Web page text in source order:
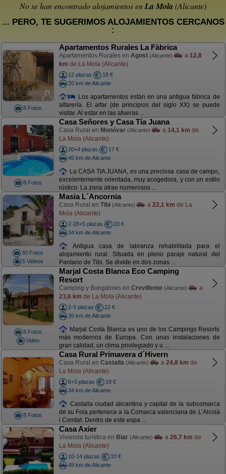
No se han encontrado alojamientos enLa Mola (Alicante)
... PERO, TE SUGERIMOS ALOJAMIENTOS CERCANOS
:
8 Fotos
Apartamentos Rurales La Fàbrica
Apartamentos Rurales en Agost (Alicante) a 12,8
km de La Mola (Alicante)
12 plazas
18 €
20 km de Alicante
Los apartamentos están en una antigua fábrica de
alfarería. El alfar (de principios del siglo XX) se puede
visitar. Al estar en las afueras ...
8 Fotos
Casa Señores y Casa Tía Juana
Casa Rural en Monóvar (Alicante) a 14,1 km de
La Mola (Alicante)
20+4 plazas
17 €
45 km de Alicante
La CASA TIA JUANA, es una preciosa casa de campo,
excelentemente orientada, muy acogedora, y con un estilo
rústico. La zona atrae numerosos ...
30 Fotos
5 Videos
Masia L´Ancornia
Casa Rural en Tibi (Alicante) a 22,1 km de La
Mola (Alicante)
2-28+5 plazas
20 €
34 km de Alicante
Antigua casa de labranza rehabilitada para el
alojamiento rural. Situada en pleno paraje natural del
Pantano de Tibi. Se divide en dos zonas ...
8 Fotos
Video
Marjal Costa Blanca Eco Camping
Resort
Camping y Bungalows en Crevillente (Alicante)
a
23,6 km de La Mola (Alicante)
2-5 plazas
22 €
35 km de Alicante
Marjal Costa Blanca es uno de los Campings Resorts
más modernos de Europa. Con unas instalaciones de
gran calidad, un clima privilegiado y u ...
8 Fotos
Casa Rural Primavera d´Hivern
Casa Rural en Castalla (Alicante) a 24,8 km de
La Mola (Alicante)
6+3 plazas
18 €
34 km de Alicante
Castalla ciudad alicantina y capital de la subcomarca
de su Foia pertenece a la Comarca valenciana de L’Alcoià
i Comtat. Dentro de este espa ...
Casa Axier
Vivienda turística en Biar (Alicante) a 26,7 km de
La Mola (Alicante)
10-14 plazas
33 €
49 km de Alicante